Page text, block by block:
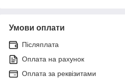
Умови оплати
Післяплата
Оплата на рахунок
Оплата за реквізитами